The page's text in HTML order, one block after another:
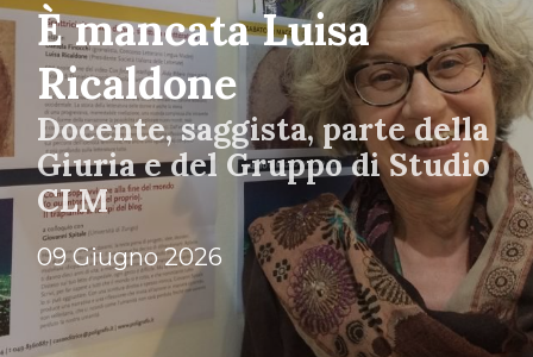
È mancata Luisa
Ricaldone
Docente, saggista, parte della
Giuria e del Gruppo di Studio
CLM
09 Giugno 2026